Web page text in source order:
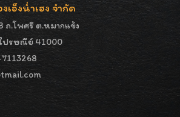
อ็งน่ำเฮง จำกัด
ถ.โพศรี ต.หมากแข้ง
ไปรษณีย์ 41000